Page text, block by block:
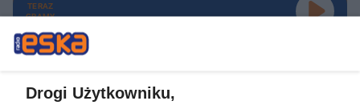
TERAZ
GRAMY
Drogi Użytkowniku,